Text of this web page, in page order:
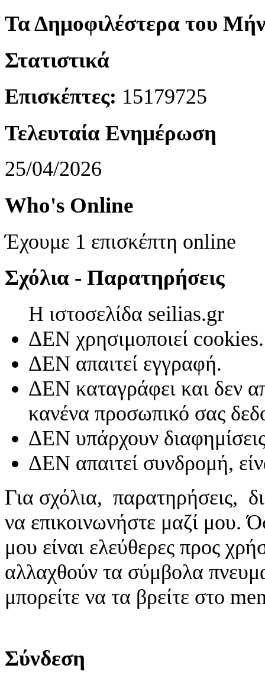
Τα Δημοφιλέστερα του
Στατιστικά
Επισκέπτες: 15179725
Τελευταία Ενημέρωση
25/04/2026
Who's Online
Έχουμε 1 επισκέπτη online
Σχόλια - Παρατηρήσεις
Η ιστοσελίδα seilias.gr
ΔΕΝ χρησιμοποιεί cookies.
ΔΕΝ απαιτεί εγγραφή.
ΔΕΝ καταγράφει και δεν
κανένα προσωπικό σας
ΔΕΝ υπάρχουν
ΔΕΝ απαιτεί συνδρομή,
Για σχόλια, παρατηρήσεις,
να επικοινωνήστε μαζί μου.
μου είναι ελεύθερες προς
αλλαχθούν τα σύμβολα
μπορείτε να τα βρείτε στο
Σύνδεση